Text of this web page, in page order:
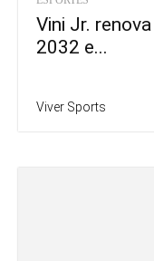
Vini Jr.
2032 e...
Viver Sports